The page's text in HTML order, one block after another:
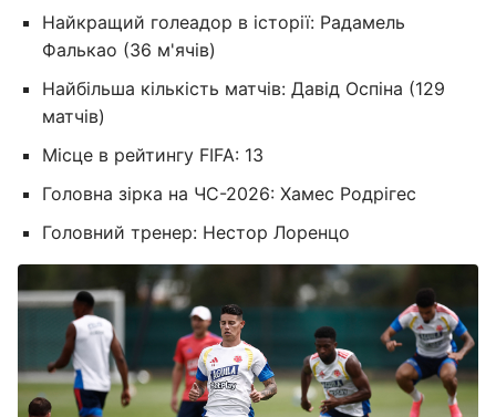
Найкращий голеадор в історії: Радамель
Фалькао (36 м'ячів)
Найбільша кількість матчів: Давід Оспіна (129
матчів)
Місце в рейтингу FIFA: 13
Головна зірка на ЧС-2026: Хамес Родрігес
Головний тренер: Нестор Лоренцо